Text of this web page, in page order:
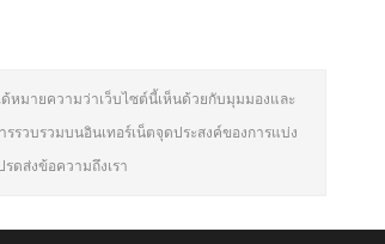
หมายความว่าเว็บไซต์นี้เห็นด้วยกับมุมมองและ
วบรวมบนอินเทอร์เน็ตจุดประสงค์ของการแบ่ง
ดส่งข้อความถึงเรา